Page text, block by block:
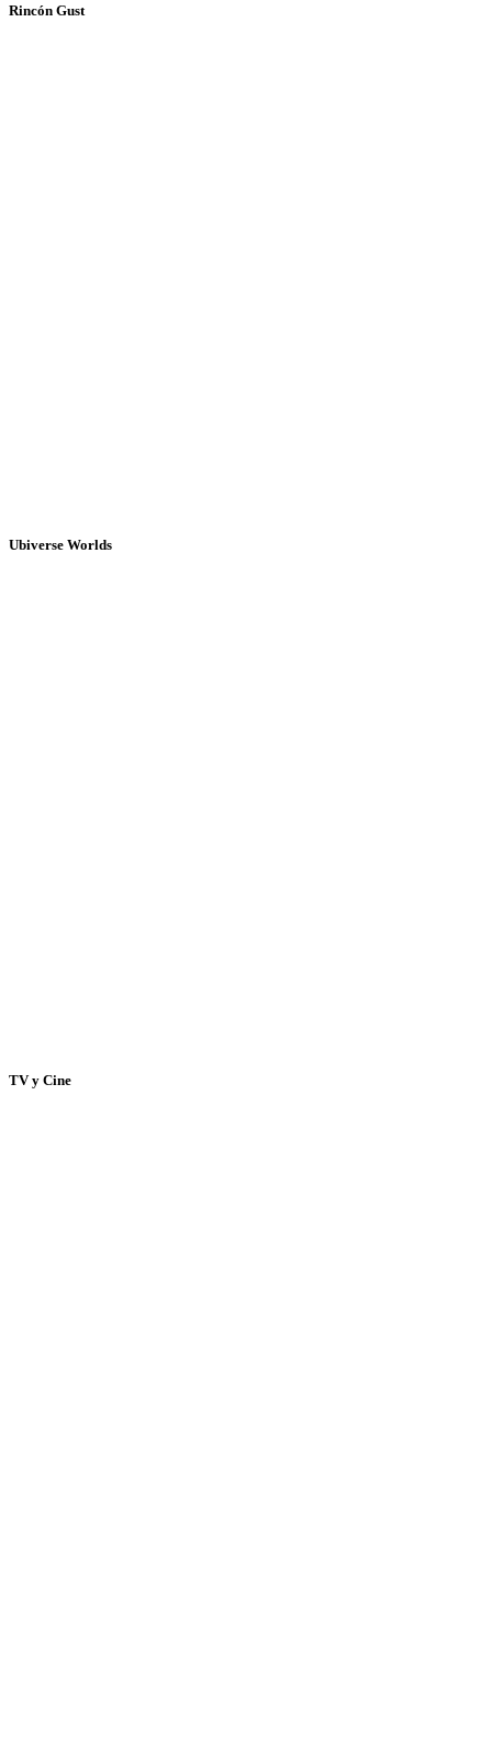
Rincón Gust
Ubiverse Worlds
TV y Cine